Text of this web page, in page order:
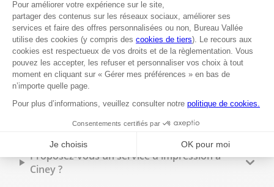
77.93 kmAvenue Louise 406
1050 Bruxelles
Fermé aujourd'hui
+32 26 262 723
Voir plus
Les questions les plus fréquentes
Proposez-vous un service d'impression à
Ciney ?